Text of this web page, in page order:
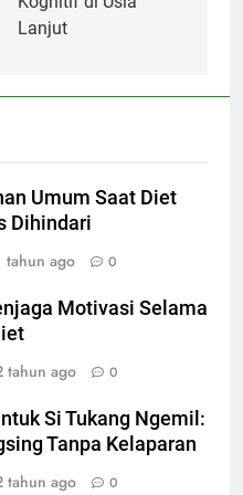
Lanjut
Umum Saat Diet
Dihindari
tahun ago 0
Motivasi Selama
tahun ago 0
Si Tukang Ngemil:
Tanpa Kelaparan
tahun ago 0